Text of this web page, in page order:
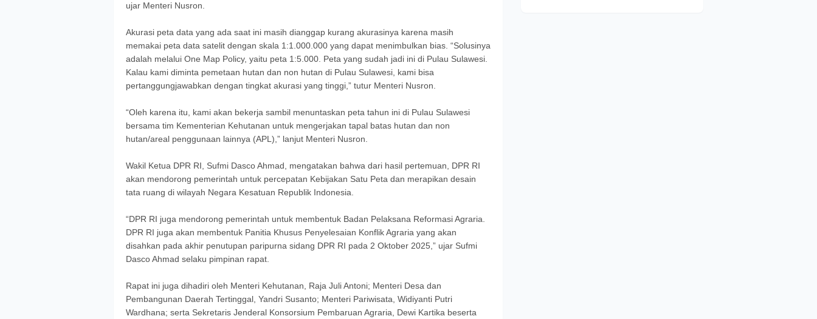
ujar Menteri Nusron.
Akurasi peta data yang ada saat ini masih dianggap kurang akurasinya karena masih
memakai peta data satelit dengan skala 1:1.000.000 yang dapat menimbulkan bias. “Solusinya
adalah melalui One Map Policy, yaitu peta 1:5.000. Peta yang sudah jadi ini di Pulau Sulawesi.
Kalau kami diminta pemetaan hutan dan non hutan di Pulau Sulawesi, kami bisa
pertanggungjawabkan dengan tingkat akurasi yang tinggi,” tutur Menteri Nusron.
“Oleh karena itu, kami akan bekerja sambil menuntaskan peta tahun ini di Pulau Sulawesi
bersama tim Kementerian Kehutanan untuk mengerjakan tapal batas hutan dan non
hutan/areal penggunaan lainnya (APL),” lanjut Menteri Nusron.
Wakil Ketua DPR RI, Sufmi Dasco Ahmad, mengatakan bahwa dari hasil pertemuan, DPR RI
akan mendorong pemerintah untuk percepatan Kebijakan Satu Peta dan merapikan desain
tata ruang di wilayah Negara Kesatuan Republik Indonesia.
“DPR RI juga mendorong pemerintah untuk membentuk Badan Pelaksana Reformasi Agraria.
DPR RI juga akan membentuk Panitia Khusus Penyelesaian Konflik Agraria yang akan
disahkan pada akhir penutupan paripurna sidang DPR RI pada 2 Oktober 2025,” ujar Sufmi
Dasco Ahmad selaku pimpinan rapat.
Rapat ini juga dihadiri oleh Menteri Kehutanan, Raja Juli Antoni; Menteri Desa dan
Pembangunan Daerah Tertinggal, Yandri Susanto; Menteri Pariwisata, Widiyanti Putri
Wardhana; serta Sekretaris Jenderal Konsorsium Pembaruan Agraria, Dewi Kartika beserta